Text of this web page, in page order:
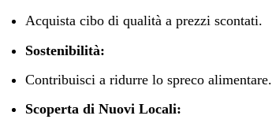
Acquista cibo di qualità a prezzi scontati.
Sostenibilità:
Contribuisci a ridurre lo spreco alimentare.
Scoperta di Nuovi Locali: